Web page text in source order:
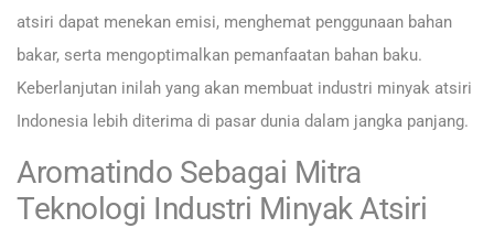
atsiri dapat menekan emisi, menghemat penggunaan bahan
bakar, serta mengoptimalkan pemanfaatan bahan baku.
Keberlanjutan inilah yang akan membuat industri minyak atsiri
Indonesia lebih diterima di pasar dunia dalam jangka panjang.
Aromatindo Sebagai Mitra
Teknologi Industri Minyak Atsiri